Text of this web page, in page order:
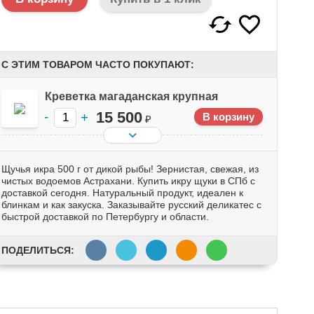
С ЭТИМ ТОВАРОМ ЧАСТО ПОКУПАЮТ:
Креветка магаданская крупная
15 500 ₽
Щучья икра 500 г от дикой рыбы! Зернистая, свежая, из
чистых водоемов Астрахани. Купить икру щуки в СПб с
доставкой сегодня. Натуральный продукт, идеален к
блинкам и как закуска. Заказывайте русский деликатес с
быстрой доставкой по Петербургу и области.
ПОДЕЛИТЬСЯ: